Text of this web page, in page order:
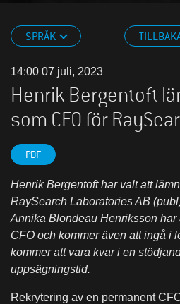
SPRÅK
14:00 07 juli, 2023
Henrik Bergentoft
som CFO för
PDF
Henrik Bergentoft har valt att
RaySearch Laboratories AB
Annika Blondeau Henriksson har
CFO och kommer även att ingå i
kommer att vara kvar i en
uppsägningstid.
Rekrytering av en permanent